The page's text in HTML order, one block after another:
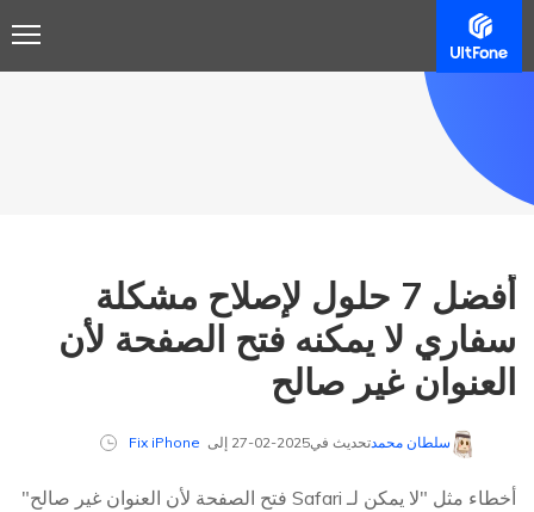
أفضل 7 حلول لإصلاح مشكلة
سفاري لا يمكنه فتح الصفحة لأن
العنوان غير صالح
سلطان محمدتحديث في2025-02-27 إلى Fix iPhone
أخطاء مثل "لا يمكن لـ Safari فتح الصفحة لأن العنوان غير صالح"